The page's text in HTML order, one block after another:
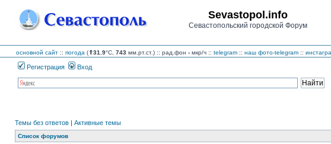
Sevastopol.info
Севастопольский городской Форум
основной сайт :: погода (⇑31.9°C, 743 мм.рт.ст.) :: рад.фон - мкр/ч :: telegram :: наш фото-telegram ::
Регистрация Вход
Темы без ответов | Активные темы
Список форумов